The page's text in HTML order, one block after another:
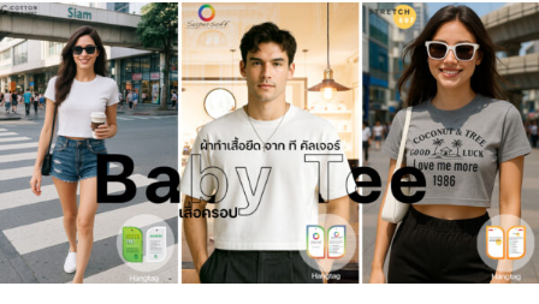
Baby
Tee
เสื้อ
ตัว
จิ๋ว
สุด
ปัง